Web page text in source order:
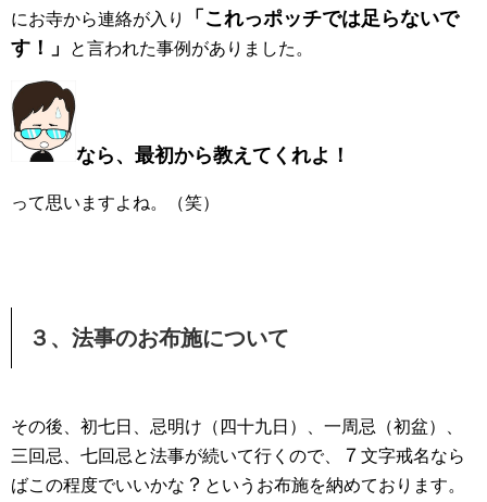
にお寺から連絡が入り
「これっポッチでは足らないで
す！」
と言われた事例がありました。
なら、最初から教えてくれよ！
って思いますよね。（笑）
３、法事のお布施について
その後、初七日、忌明け（四十九日）、一周忌（初盆）、
三回忌、七回忌と法事が続いて行くので、
７ 文字戒名なら
ばこの程度でいいかな ？ というお布施を納めております。